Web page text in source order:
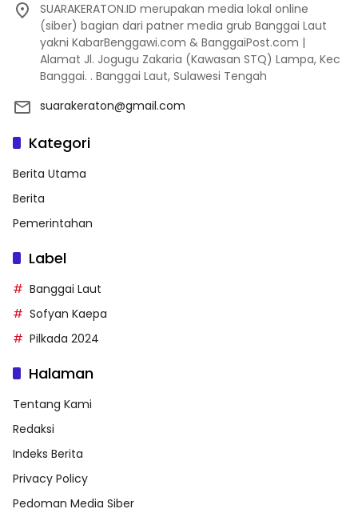
SUARAKERATON.ID merupakan media lokal online
(siber) bagian dari patner media grub Banggai Laut
yakni KabarBenggawi.com & BanggaiPost.com |
Alamat Jl. Jogugu Zakaria (Kawasan STQ) Lampa, Kec
Banggai. . Banggai Laut, Sulawesi Tengah
suarakeraton@gmail.com
Kategori
Berita Utama
Berita
Pemerintahan
Label
Banggai Laut
Sofyan Kaepa
Pilkada 2024
Halaman
Tentang Kami
Redaksi
Indeks Berita
Privacy Policy
Pedoman Media Siber